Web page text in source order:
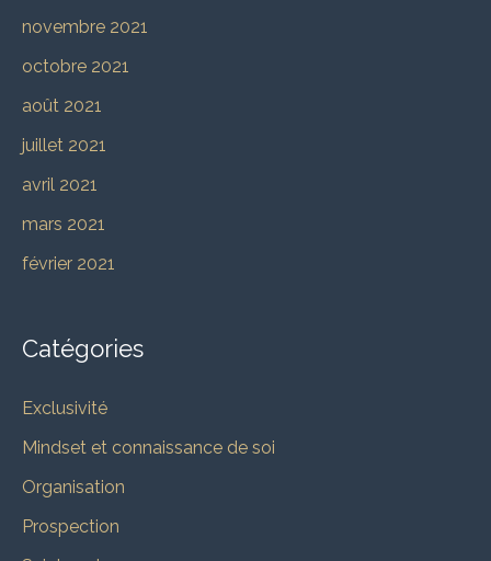
novembre 2021
octobre 2021
août 2021
juillet 2021
avril 2021
mars 2021
février 2021
Catégories
Exclusivité
Mindset et connaissance de soi
Organisation
Prospection